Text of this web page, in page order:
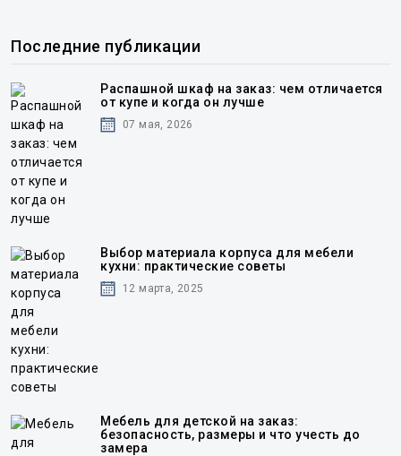
Последние публикации
Распашной шкаф на заказ: чем отличается
от купе и когда он лучше
07 мая, 2026
Выбор материала корпуса для мебели
кухни: практические советы
12 марта, 2025
Мебель для детской на заказ:
безопасность, размеры и что учесть до
замера